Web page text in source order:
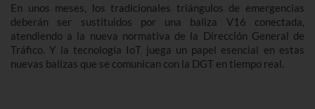
En unos meses, los tradicionales triángulos de emergencias
deberán ser sustituidos por una baliza V16 conectada,
atendiendo a la nueva normativa de la Dirección General de
Tráfico. Y la tecnología IoT juega un papel esencial en estas
nuevas balizas que se comunican con la DGT en tiempo real.